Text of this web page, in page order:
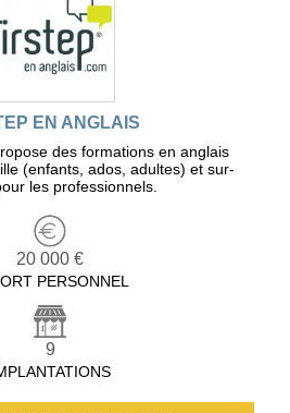
EN ANGLAIS
des formations en anglais
(enfants, ados, adultes) et sur-
les professionnels.
20 000 €
PERSONNEL
9